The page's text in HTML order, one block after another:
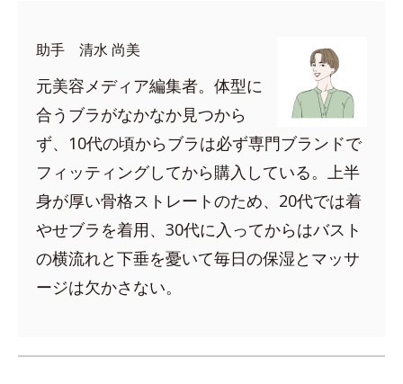
助手 清水 尚美
元美容メディア編集者。体型に
合うブラがなかなか見つから
ず、10代の頃からブラは必ず専門ブランドで
フィッティングしてから購入している。上半
身が厚い骨格ストレートのため、20代では着
やせブラを着用、30代に入ってからはバスト
の横流れと下垂を憂いて毎日の保湿とマッサ
ージは欠かさない。